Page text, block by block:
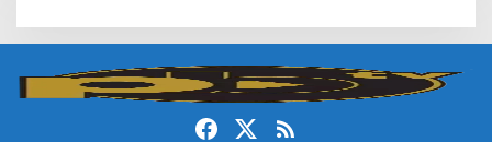
slot demo
slot gacor
slot gacor hari ini